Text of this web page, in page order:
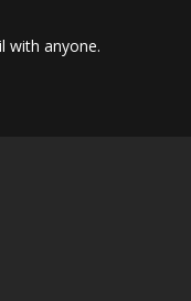
with anyone.